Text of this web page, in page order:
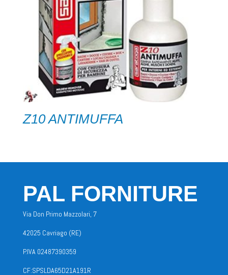
Z10 ANTIMUFFA
PAL FORNITURE
Via Don Primo Mazzolari, 7
42025 Cavriago (RE)
P.IVA 02487390359
CF:SPSLDA65D21A191R